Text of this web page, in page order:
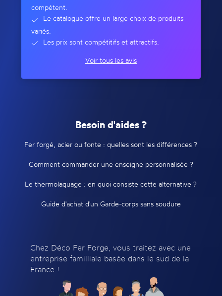
compétent.
Le catalogue offre un large choix de produits
variés.
Les prix sont compétitifs et attractifs.
Voir tous les avis
Besoin d'aides ?
Fer forgé, acier ou fonte : quelles sont les différences ?
Comment commander une enseigne personnalisée ?
Le thermolaquage : en quoi consiste cette alternative ?
Guide d'achat d'un Garde-corps sans soudure
Chez Déco Fer Forge, vous traitez avec une
entreprise familliale basée dans le sud de la
France !